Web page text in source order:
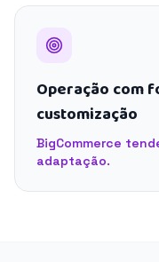
Operação com
customização
BigCommerce
adaptação.